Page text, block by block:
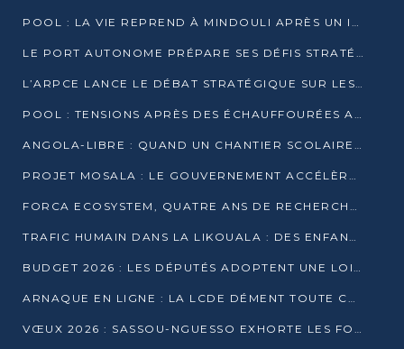
POOL : LA VIE REPREND À MINDOULI APRÈS UN INCIDENT ARMÉ SUR LA RN1
LE PORT AUTONOME PRÉPARE SES DÉFIS STRATÉGIQUES DE 2026
L’ARPCE LANCE LE DÉBAT STRATÉGIQUE SUR LES DONNÉES, L’IA ET LA FINANCE NUMÉRIQUE AU CONGO
POOL : TENSIONS APRÈS DES ÉCHAUFFOURÉES ARMÉES ENTRE DGSP ET EX-MILICIENS NINJA
ANGOLA-LIBRE : QUAND UN CHANTIER SCOLAIRE DEVIENT LE MIROIR D’UN CONGO EN MOUVEMENT
PROJET MOSALA : LE GOUVERNEMENT ACCÉLÈRE L’INSERTION DES JEUNES EN 2026
FORCA ECOSYSTEM, QUATRE ANS DE RECHERCHE DE TERRAIN AVANT UN LANCEMENT OFFICIEL EN 2026
TRAFIC HUMAIN DANS LA LIKOUALA : DES ENFANTS AUTOCHTONES RÉDUITS AU TRAVAIL FORCÉ
BUDGET 2026 : LES DÉPUTÉS ADOPTENT UNE LOI DES FINANCES DE PLUS DE 2500 MILLIARDS FCFA
ARNAQUE EN LIGNE : LA LCDE DÉMENT TOUTE CAMPAGNE DE RECRUTEMENT
VŒUX 2026 : SASSOU-NGUESSO EXHORTE LES FORCES VIVES À RENFORCER L’UNITÉ